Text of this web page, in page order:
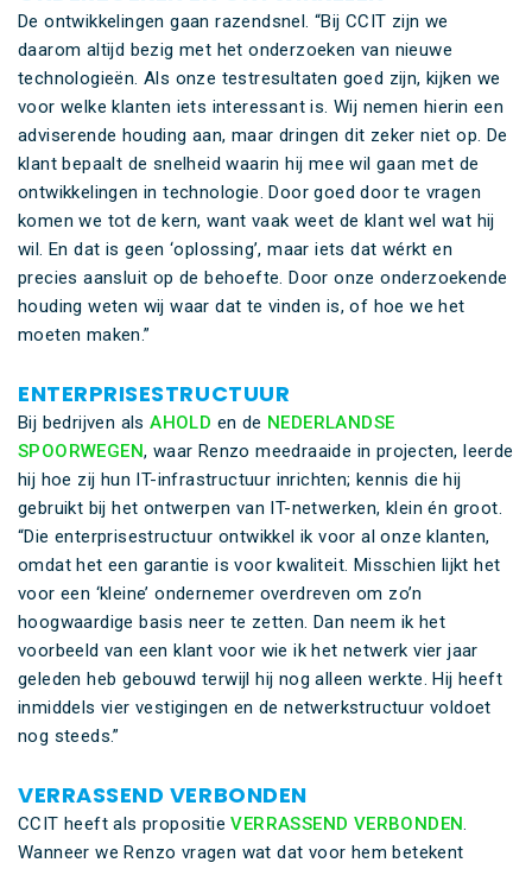
De ontwikkelingen gaan razendsnel. “Bij CCIT zijn we
daarom altijd bezig met het onderzoeken van nieuwe
technologieën. Als onze testresultaten goed zijn, kijken we
voor welke klanten iets interessant is. Wij nemen hierin een
adviserende houding aan, maar dringen dit zeker niet op. De
klant bepaalt de snelheid waarin hij mee wil gaan met de
ontwikkelingen in technologie. Door goed door te vragen
komen we tot de kern, want vaak weet de klant wel wat hij
wil. En dat is geen ‘oplossing’, maar iets dat wérkt en
precies aansluit op de behoefte. Door onze onderzoekende
houding weten wij waar dat te vinden is, of hoe we het
moeten maken.”
ENTERPRISESTRUCTUUR
Bij bedrijven alsAHOLD en de NEDERLANDSE
SPOORWEGEN, waar Renzo meedraaide in projecten, leerde
hij hoe zij hun IT-infrastructuur inrichten; kennis die hij
gebruikt bij het ontwerpen van IT-netwerken, klein én groot.
“Die enterprisestructuur ontwikkel ik voor al onze klanten,
omdat het een garantie is voor kwaliteit. Misschien lijkt het
voor een ‘kleine’ ondernemer overdreven om zo’n
hoogwaardige basis neer te zetten. Dan neem ik het
voorbeeld van een klant voor wie ik het netwerk vier jaar
geleden heb gebouwd terwijl hij nog alleen werkte. Hij heeft
inmiddels vier vestigingen en de netwerkstructuur voldoet
nog steeds.”
VERRASSEND VERBONDEN
CCIT heeft als propositieVERRASSEND VERBONDEN.
Wanneer we Renzo vragen wat dat voor hem betekent